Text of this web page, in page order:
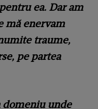
ea. Dar am
mă enervam
traume,
pe partea
unde